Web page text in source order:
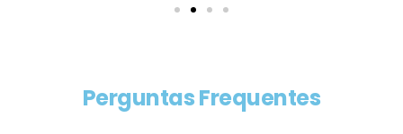
Perguntas Frequentes